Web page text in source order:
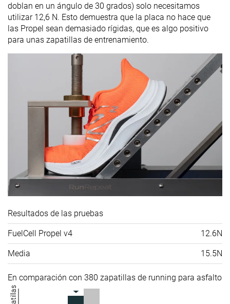
doblan en un ángulo de 30 grados) solo necesitamos
utilizar 12,6 N. Esto demuestra que la placa no hace que
las Propel sean demasiado rígidas, que es algo positivo
para unas zapatillas de entrenamiento.
Resultados de las pruebas
FuelCell Propel v4 12.6N
Media 15.5N
En comparación con 380 zapatillas de running para asfalto